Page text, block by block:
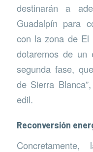
destinarán a
Guadalpín para
con la zona de El
dotaremos de un
segunda fase,
de Sierra
edil.
Reconversión